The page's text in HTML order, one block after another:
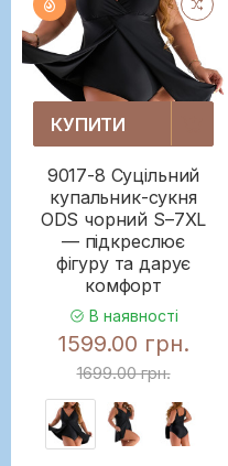
КУПИТИ
9017-8 Суцільний
купальник-сукня
ODS чорний S–7XL
— підкреслює
фігуру та дарує
комфорт
В наявності
1599.00 грн.
1699.00 грн.